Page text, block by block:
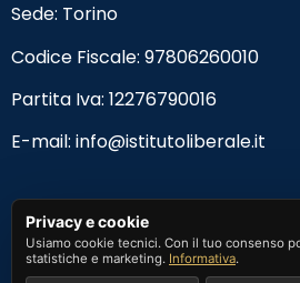
Sede: Torino
Codice Fiscale: 97806260010
Partita Iva: 12276790016
E-mail: info@istitutoliberale.it
Privacy e cookie
Usiamo cookie tecnici. Con il tuo consenso
statistiche e marketing. Informativa.